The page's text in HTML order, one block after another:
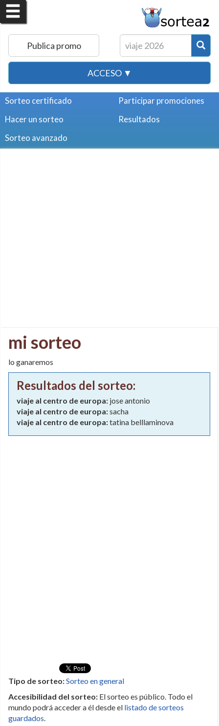
Publica promo
ACCESO ▼
Sorteo certificado
Hacer un sorteo
Sorteo avanzado
Participar promociones
Resultados
mi sorteo
lo ganaremos
Resultados del sorteo:
viaje al centro de europa: jose antonio
viaje al centro de europa:sacha
viaje al centro de europa:tatina belllaminova
Tipo de sorteo:Sorteo en general
Accesibilidad del sorteo: El sorteo es público. Todo el
mundo podrá acceder a él desde el listado de sorteos
guardados.